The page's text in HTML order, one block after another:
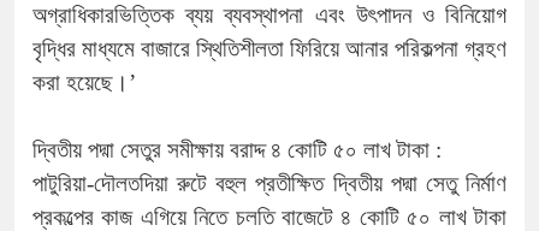
অগ্রাধিকারভিত্তিক ব্যয় ব্যবস্থাপনা এবং উৎপাদন ও বিনিয়োগ
বৃদ্ধির মাধ্যমে বাজারে স্থিতিশীলতা ফিরিয়ে আনার পরিকল্পনা গ্রহণ
করা হয়েছে।’
দ্বিতীয় পদ্মা সেতুর সমীক্ষায় বরাদ্দ ৪ কোটি ৫০ লাখ টাকা :
পাটুরিয়া-দৌলতদিয়া রুটে বহুল প্রতীক্ষিত দ্বিতীয় পদ্মা সেতু নির্মাণ
প্রকল্পের কাজ এগিয়ে নিতে চলতি বাজেটে ৪ কোটি ৫০ লাখ টাকা